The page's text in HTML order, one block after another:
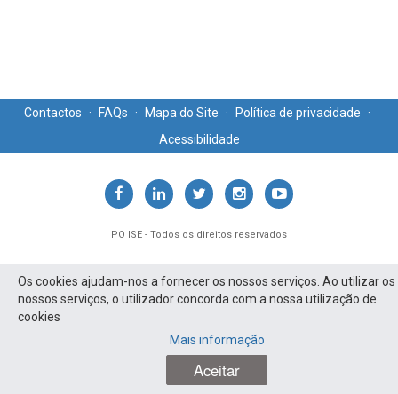
Os cookies ajudam-nos a fornecer os nossos serviços. Ao utilizar os
nossos serviços, o utilizador concorda com a nossa utilização de
cookies
Mais informação
Aceitar
Contactos · FAQs · Mapa do Site · Política de privacidade
·
Acessibilidade
PO ISE - Todos os direitos reservados